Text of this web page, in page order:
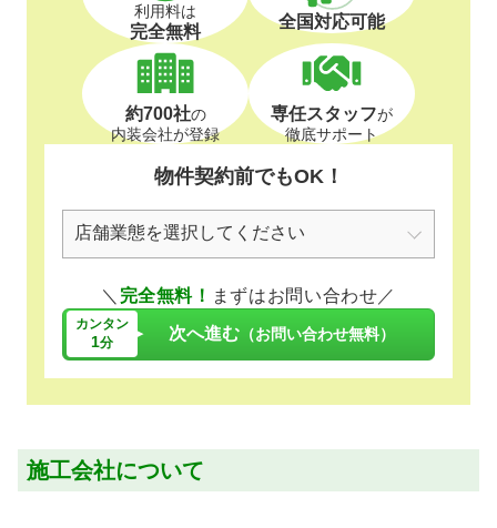
利用料は
完全無料 全国対応可能
約700社の
内装会社が登録
専任スタッフが
徹底サポート
物件契約前でもOK！
＼ 完全無料！ まずはお問い合わせ／
カンタン
1分 次へ進む （お問い合わせ無料）
施工会社について